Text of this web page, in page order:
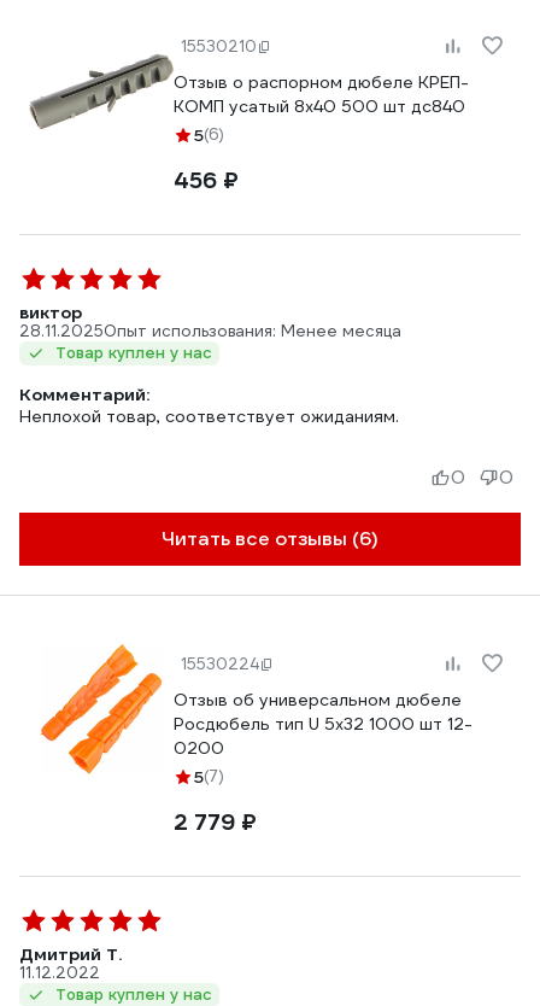
15530210
Отзыв о распорном дюбеле КРЕП-
КОМП усатый 8х40 500 шт дс840
5(6)
456 ₽
виктор
28.11.2025Опыт использования: Менее месяца
Товар куплен у нас
Комментарий:
Неплохой товар, соответствует ожиданиям.
Читать все отзывы (6)
0 0
15530224
Отзыв об универсальном дюбеле
Росдюбель тип U 5х32 1000 шт 12-
0200
5(7)
2 779 ₽
Дмитрий Т.
11.12.2022
Товар куплен у нас